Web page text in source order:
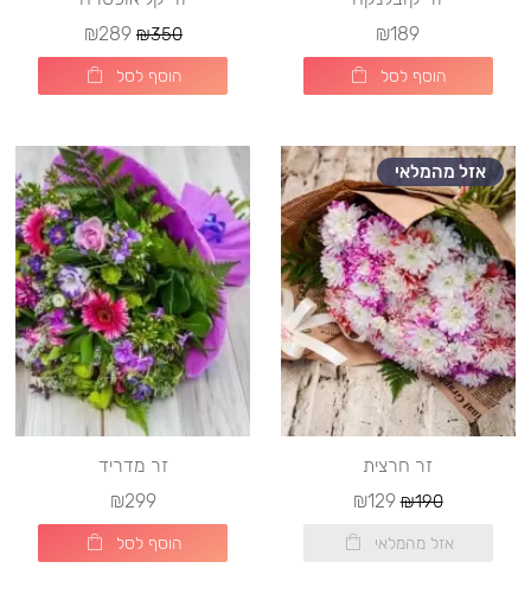
₪189
הוסף לסל
₪350
₪289
הוסף לסל
אזל מהמלאי
זר חרצית
₪190
₪129
אזל מהמלאי
זר מדריד
₪299
הוסף לסל